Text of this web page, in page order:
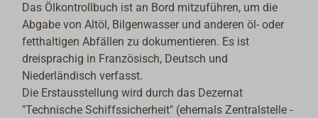
Das Ölkontrollbuch ist an Bord mitzuführen, um die
Abgabe von Altöl, Bilgenwasser und anderen öl- oder
fetthaltigen Abfällen zu dokumentieren. Es ist
dreisprachig in Französisch, Deutsch und
Niederländisch verfasst.
Die Erstausstellung wird durch das Dezernat
"Technische Schiffssicherheit" (ehemals Zentralstelle -